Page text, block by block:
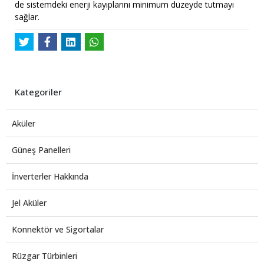
de sistemdeki enerji kayıplarını minimum düzeyde tutmayı
sağlar.
Kategoriler
Aküler
Güneş Panelleri
İnverterler Hakkında
Jel Aküler
Konnektör ve Sigortalar
Rüzgar Türbinleri